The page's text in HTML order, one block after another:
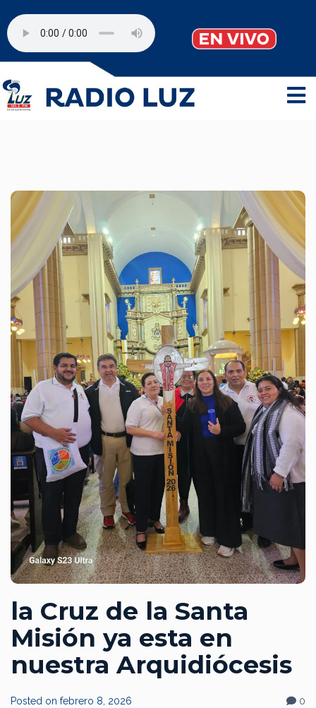
la Cruz de la Santa
Misión ya esta en
nuestra Arquidiócesis
Posted on febrero 8, 2026 0